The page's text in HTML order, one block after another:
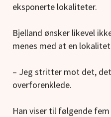
eksponerte lokaliteter.
Bjelland ønsker likevel
menes med at en
– Jeg stritter mot det,
overforenklede.
Han viser til følgende